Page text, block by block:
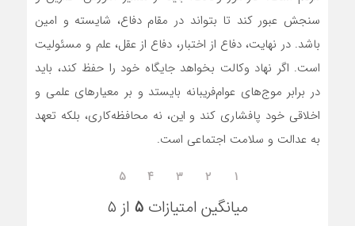
سنجش عبور کند تا بتواند در مقام دفاع، شایسته و امین
باشد. در نهایت، دفاع از اختبار، دفاع از عقل، علم و مسئولیت
است. اگر نهاد وکالت بخواهد جایگاه خود را حفظ کند، باید
در برابر موج‌های عوام‌فریبانه بایستد و بر معیارهای علمی و
اخلاقی خود پافشاری کند و این، نه محافظه‌کاری، بلکه تعهد
به عدالت و سلامت اجتماعی است.
۱ ۲ ۳ ۴ ۵
میانگین امتیازات ۵ از ۵